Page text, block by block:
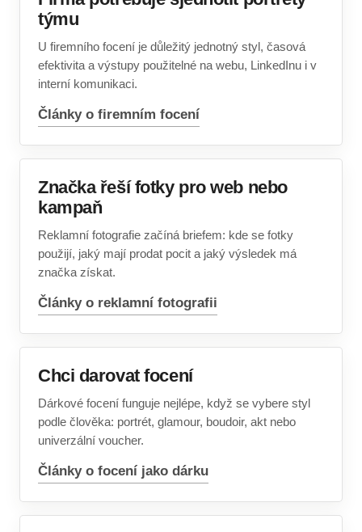
týmu
U firemního focení je důležitý jednotný styl, časová
efektivita a výstupy použitelné na webu, LinkedInu i v
interní komunikaci.
Články o firemním focení
Značka řeší fotky pro web nebo
kampaň
Reklamní fotografie začíná briefem: kde se fotky
použijí, jaký mají prodat pocit a jaký výsledek má
značka získat.
Články o reklamní fotografii
Chci darovat focení
Dárkové focení funguje nejlépe, když se vybere styl
podle člověka: portrét, glamour, boudoir, akt nebo
univerzální voucher.
Články o focení jako dárku